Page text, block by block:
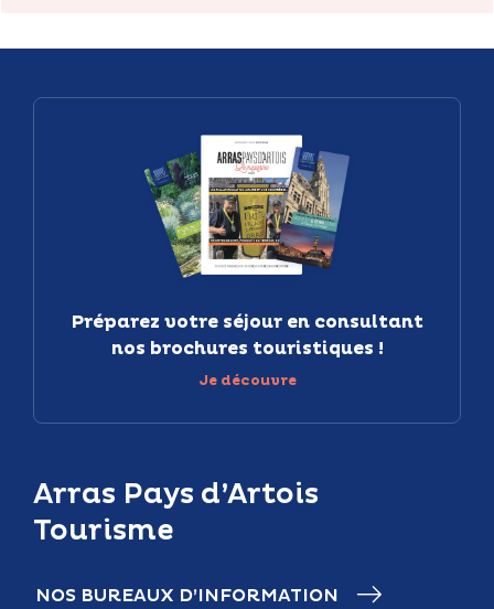
Arras Pays d’Artois
Tourisme
NOS BUREAUX D’INFORMATION
Préparez votre séjour en consultant
nos brochures touristiques !
Je découvre